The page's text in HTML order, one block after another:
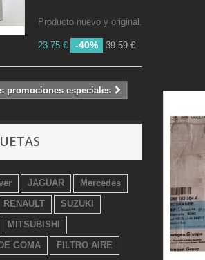
Producto nuevo y original.
23.75 € -40% 39.59 €
promociones especiales
JAGUAR
Mercedes
RENAULT
SUZUKI
MITSUBISHI
GOMA
FILTRO AIRE